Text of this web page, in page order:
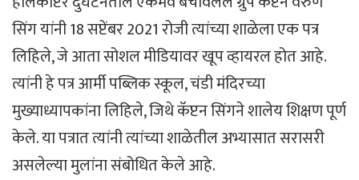
सिंग यांनी 18 सप्टेंबर 2021 रोजी त्यांच्या शाळेला एक पत्र
लिहिले, जे आता सोशल मीडियावर खूप व्हायरल होत आहे.
त्यांनी हे पत्र आर्मी पब्लिक स्कूल, चंडी मंदिरच्या
मुख्याध्यापकांना लिहिले, जिथे कॅप्टन सिंगने शालेय शिक्षण पूर्ण
केले. या पत्रात त्यांनी त्यांच्या शाळेतील अभ्यासात सरासरी
असलेल्या मुलांना संबोधित केले आहे.